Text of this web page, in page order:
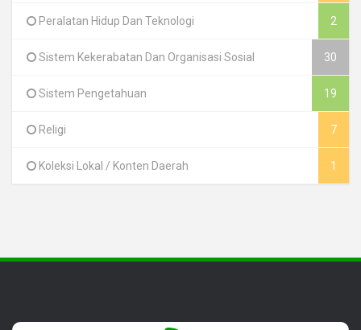
Peralatan Hidup Dan Teknologi 2
Sistem Kekerabatan Dan Organisasi Sosial 30
Sistem Pengetahuan 19
Religi 7
Koleksi Lokal / Konten Daerah 1